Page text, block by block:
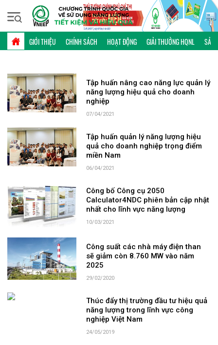
GIỚI THIỆU CHÍNH SÁCH HOẠT ĐỘNG GIẢI THƯỞNG HQNL SẢN
Chủ nhật, 09/08/2026 | 01:20 GMT+7
TỪ KHÓA: 60
Tập huấn nâng cao năng lực quản lý
năng lượng hiệu quả cho doanh
nghiệp
07/04/2021
Tập huấn quản lý năng lượng hiệu
quả cho doanh nghiệp trọng điểm
miền Nam
06/04/2021
Công bố Công cụ 2050
Calculator4NDC phiên bản cập nhật
nhất cho lĩnh vực năng lượng
10/03/2021
Công suất các nhà máy điện than
sẽ giảm còn 8.760 MW vào năm
2025
29/02/2020
Thúc đẩy thị trường đầu tư hiệu quả
năng lượng trong lĩnh vực công
nghiệp Việt Nam
24/05/2019